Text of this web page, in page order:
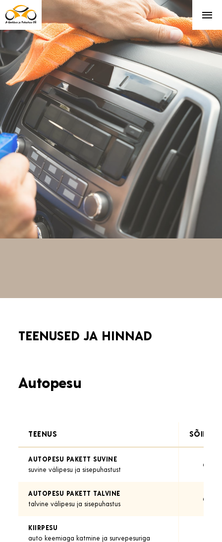
TEENUSED JA HINNAD
Autopesu
TEENUS
AUTOPESU PAKETT SUVINE
suvine välipesu ja sisepuhastust
60.-
AUTOPESU PAKETT TALVINE
talvine välipesu ja sisepuhastus
65.-
KIIRPESU
auto keemiaga katmine ja survepesuriga